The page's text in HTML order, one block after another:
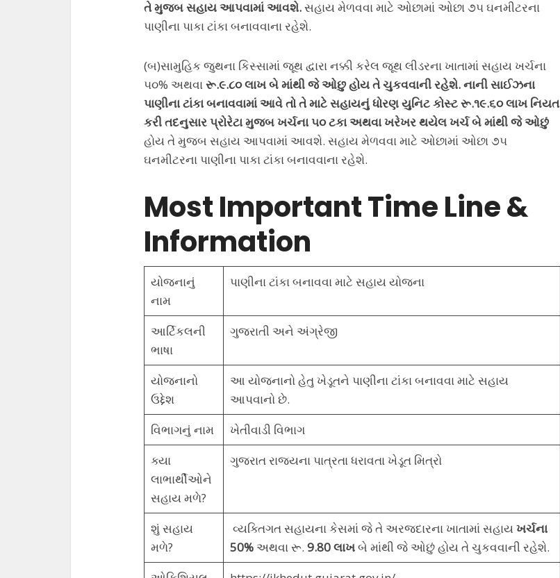
તે મુજબ સહાય આપવામાં આવશે.સહાય મેળવવા માટે ઓછામાં ઓછા ૭૫ ઘનમીટરના
પાણીના પાકા ટાંકા બનાવવાના રહેશે.
(બ)સામુહિક જુથના કિસ્સામાં જૂથ દ્વારા નક્કી કરેલ જૂથ લીડરના ખાતામાં સહાય ખર્ચના
૫૦% અથવારૂ.૯.૮૦ લાખ બે માંથી જે ઓછુ હોય તે ચુકવવાની રહેશે. નાની સાઈઝના
પાણીના ટાંકા બનાવવામાં આવે તો તે માટે સહાયનું ધોરણ યુનિટ કોસ્ટ રૂ.૧૯.૬૦ લાખ નિયત
કરી તદનુસાર પ્રોરેટા મુજબ ખર્ચના ૫૦ ટકા અથવા ખરેખર થયેલ ખર્ચ બે માંથી જે ઓછું
હોય તે મુજબ સહાય આપવામાં આવશે. સહાય મેળવવા માટે ઓછામાં ઓછા ૭૫
ઘનમીટરના પાણીના પાકા ટાંકા બનાવવાના રહેશે.
Most Important Time Line &
Information
યોજનાનું
નામ
પાણીના ટાંકા બનાવવા માટે સહાય યોજના
આર્ટિકલની
ભાષા
ગુજરાતી અને અંગ્રેજી
યોજનાનો
ઉદ્દેશ
આ યોજનાનો હેતુ ખેડૂતને પાણીના ટાંકા બનાવવા માટે સહાય
આપવાનો છે.
વિભાગનું નામ
ખેતીવાડી વિભાગ
ક્યા
લાભાર્થીઓને
સહાય મળે?
ગુજરાત રાજ્યના પાત્રતા ધરાવતા ખેડૂત મિત્રો
શું સહાય
મળે?
વ્યક્તિગત સહાયના કેસમાં જે તે અરજદારના ખાતામાં સહાય ખર્ચના
50%અથવા રૂ. 9.80 લાખબે માંથી જે ઓછું હોય તે ચુકવવાની રહેશે.